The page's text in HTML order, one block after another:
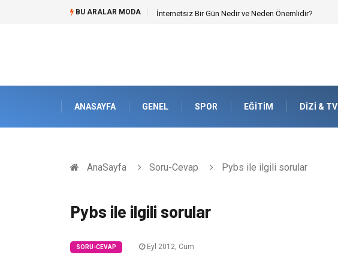
BU ARALAR MODA İnternetsiz Bir Gün Nedir ve Neden Önemlidir?
ANASAYFA GENEL SPOR EĞITIM DIZI & TV
AnaSayfa Soru-Cevap Pybs ile ilgili sorular
Pybs ile ilgili sorular
SORU-CEVAP Eyl 2012, Cum